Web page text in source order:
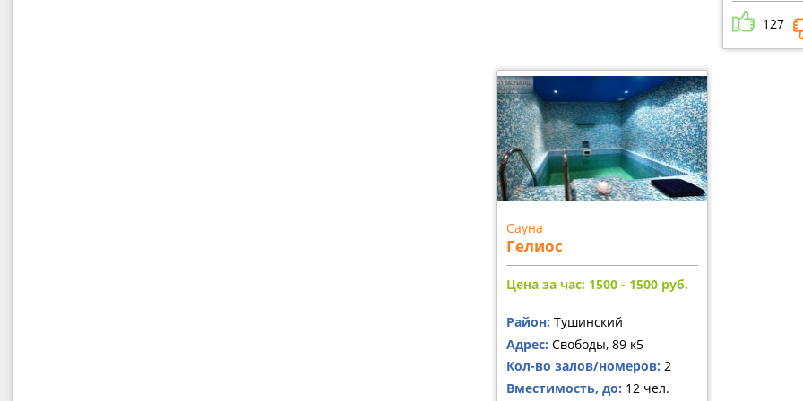
127
Сауна
Гелиос
Цена за час: 1500 - 1500 руб.
Район:Тушинский
Адрес: Свободы, 89 к5
Кол-во залов/номеров: 2
Вместимость, до: 12 чел.